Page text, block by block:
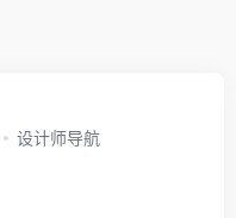
设计师导航